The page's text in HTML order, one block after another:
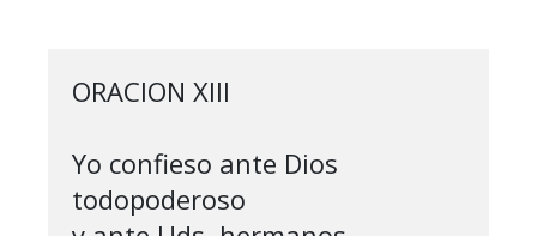
ORACION XIII
Yo confieso ante Dios
todopoderoso